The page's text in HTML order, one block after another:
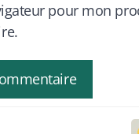
pour mon